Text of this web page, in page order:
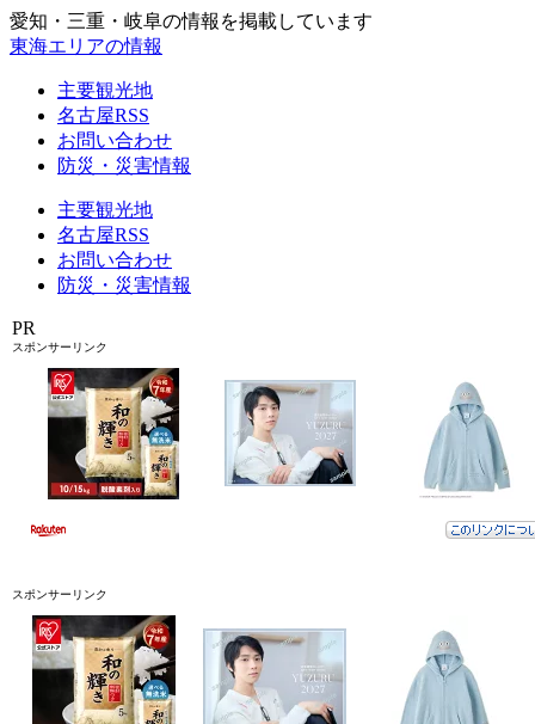
愛知・三重・岐阜の情報を掲載しています
東海エリアの情報
主要観光地
名古屋RSS
お問い合わせ
防災・災害情報
主要観光地
名古屋RSS
お問い合わせ
防災・災害情報
PR
スポンサーリンク
スポンサーリンク